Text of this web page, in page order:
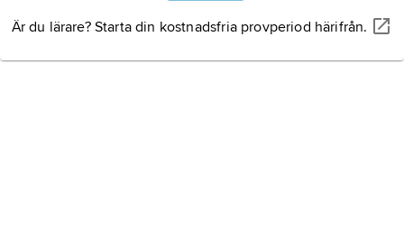
Är du lärare? Starta din kostnadsfria provperiod härifrån.